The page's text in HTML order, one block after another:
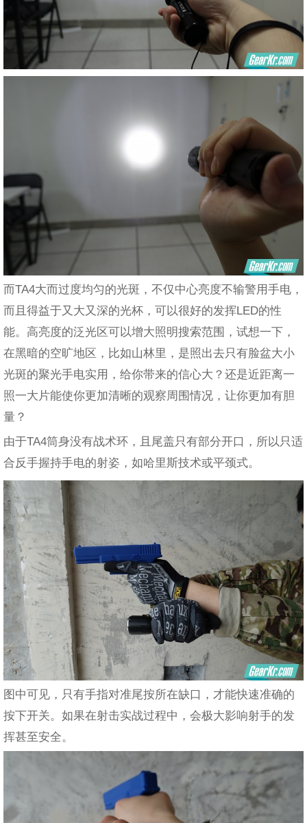
而TA4大而过度均匀的光斑，不仅中心亮度不输警用手电，
而且得益于又大又深的光杯，可以很好的发挥LED的性
能。高亮度的泛光区可以增大照明搜索范围，试想一下，
在黑暗的空旷地区，比如山林里，是照出去只有脸盆大小
光斑的聚光手电实用，给你带来的信心大？还是近距离一
照一大片能使你更加清晰的观察周围情况，让你更加有胆
量？
由于TA4筒身没有战术环，且尾盖只有部分开口，所以只适
合反手握持手电的射姿，如哈里斯技术或平颈式。
图中可见，只有手指对准尾按所在缺口，才能快速准确的
按下开关。如果在射击实战过程中，会极大影响射手的发
挥甚至安全。